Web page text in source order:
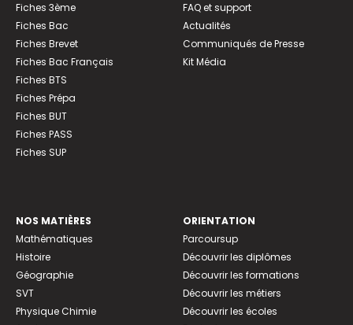
Fiches 3ème
Fiches Bac
Fiches Brevet
Fiches Bac Français
Fiches BTS
Fiches Prépa
Fiches BUT
Fiches PASS
Fiches SUP
FAQ et support
Actualités
Communiqués de Presse
Kit Média
NOS MATIÈRES
Mathématiques
Histoire
Géographie
SVT
Physique Chimie
ORIENTATION
Parcoursup
Découvrir les diplômes
Découvrir les formations
Découvrir les métiers
Découvrir les écoles